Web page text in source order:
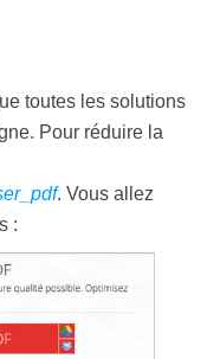
toutes les solutions
Pour réduire la
. Vous allez
: